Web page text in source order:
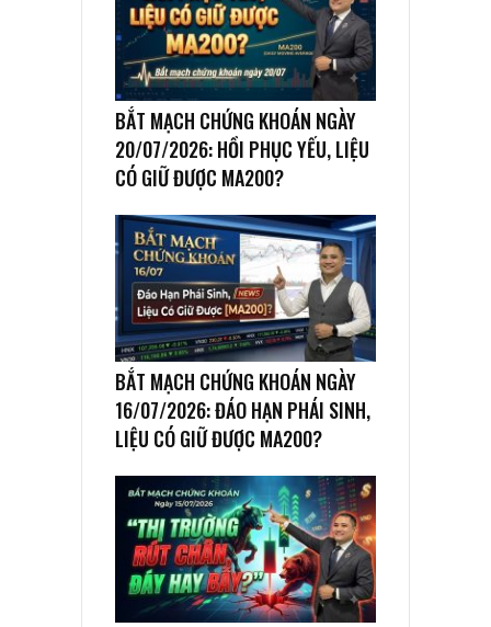
BẮT MẠCH CHỨNG KHOÁN NGÀY
20/07/2026: HỒI PHỤC YẾU, LIỆU
CÓ GIỮ ĐƯỢC MA200?
BẮT MẠCH CHỨNG KHOÁN NGÀY
16/07/2026: ĐÁO HẠN PHÁI SINH,
LIỆU CÓ GIỮ ĐƯỢC MA200?